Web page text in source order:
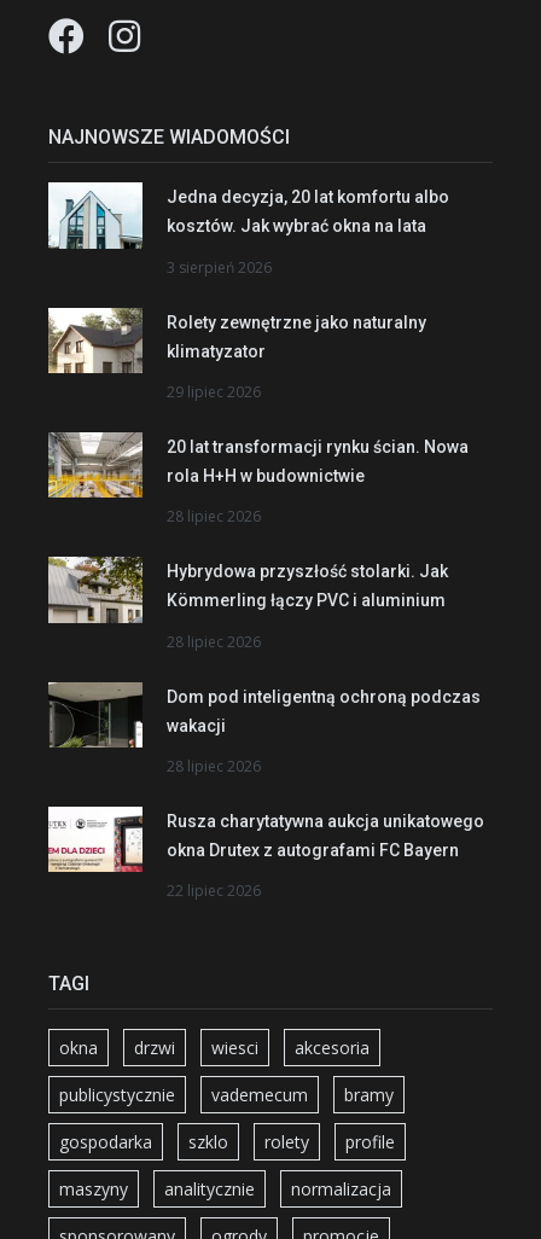
NAJNOWSZE WIADOMOŚCI
Jedna decyzja, 20 lat komfortu albo
kosztów. Jak wybrać okna na lata
3 sierpień 2026
Rolety zewnętrzne jako naturalny
klimatyzator
29 lipiec 2026
20 lat transformacji rynku ścian. Nowa
rola H+H w budownictwie
28 lipiec 2026
Hybrydowa przyszłość stolarki. Jak
Kömmerling łączy PVC i aluminium
28 lipiec 2026
Dom pod inteligentną ochroną podczas
wakacji
28 lipiec 2026
Rusza charytatywna aukcja unikatowego
okna Drutex z autografami FC Bayern
22 lipiec 2026
TAGI
okna drzwi wiesci akcesoria
publicystycznie vademecum bramy
gospodarka szklo rolety profile
maszyny analitycznie normalizacja